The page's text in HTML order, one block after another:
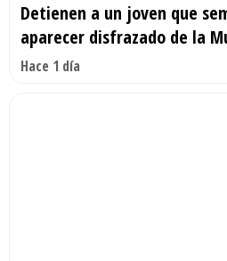
Detienen a un joven que
aparecer disfrazado de la
Hace 1 día